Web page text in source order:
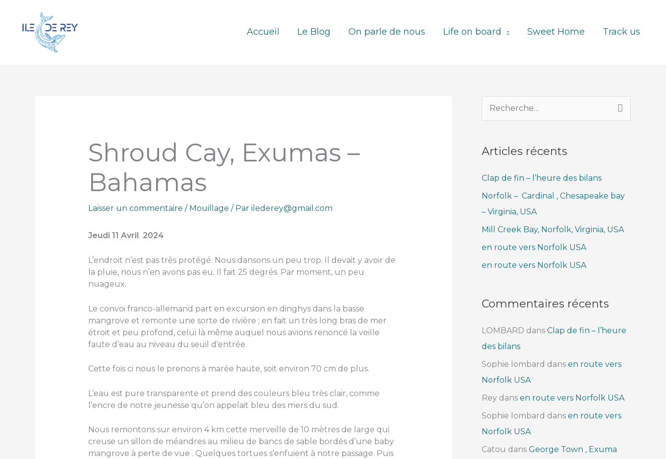
contenu
Accueil Le Blog On parle de nous Life on board Sweet Home Track us
Shroud Cay, Exumas –
Bahamas
Laisser un commentaire / Mouillage / Par ilederey@gmail.com
Jeudi 11 Avril 2024
L’endroit n’est pas très protégé. Nous dansons un peu trop. Il devait y avoir de
la pluie, nous n’en avons pas eu. Il fait 25 degrés. Par moment, un peu
nuageux.
Le convoi franco-allemand part en excursion en dinghys dans la basse
mangrove et remonte une sorte de rivière ; en fait un très long bras de mer
étroit et peu profond, celui là même auquel nous avions renoncé la veille
faute d’eau au niveau du seuil d’entrée.
Cette fois ci nous le prenons à marée haute, soit environ 70 cm de plus.
L’eau est pure transparente et prend des couleurs bleu très clair, comme
l’encre de notre jeunesse qu’on appelait bleu des mers du sud.
Nous remontons sur environ 4 km cette merveille de 10 mètres de large qui
creuse un sillon de méandres au milieu de bancs de sable bordés d’une baby
mangrove à perte de vue . Quelques tortues s’enfuient à notre passage. Puis
e
h
r
c
h
e
r
Articles récents
Clap de fin – l’heure des bilans
Norfolk – Cardinal , Chesapeake bay
– Virginia, USA
Mill Creek Bay, Norfolk, Virginia, USA
en route vers Norfolk USA
en route vers Norfolk USA
Commentaires récents
LOMBARD dansClap de fin – l’heure
des bilans
Sophie lombard dansen route vers
Norfolk USA
Rey dansen route vers Norfolk USA
Sophie lombard dansen route vers
Norfolk USA
Catou dansGeorge Town , Exuma